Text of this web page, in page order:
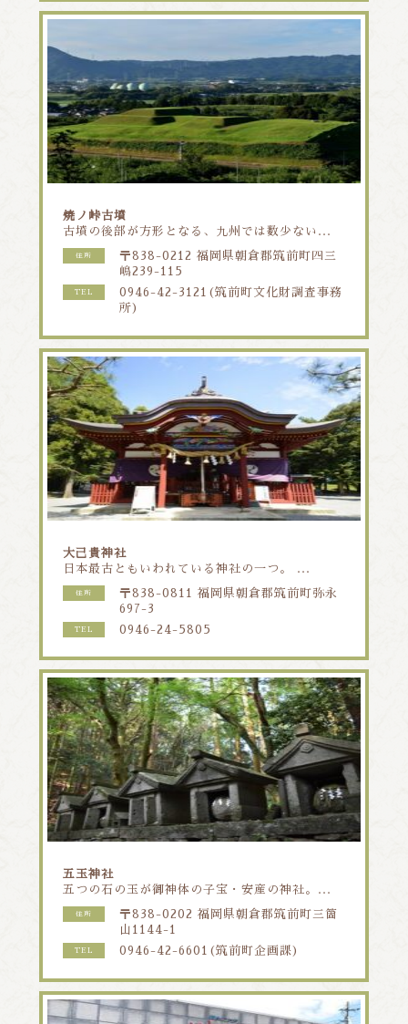
焼ノ峠古墳
古墳の後部が方形となる、九州では数少ない...
住所
〒838-0212 福岡県朝倉郡筑前町四三
嶋239-115
TEL
0946-42-3121(筑前町文化財調査事務
所)
大己貴神社
日本最古ともいわれている神社の一つ。 ...
住所
〒838-0811 福岡県朝倉郡筑前町弥永
697-3
TEL 0946-24-5805
五玉神社
五つの石の玉が御神体の子宝・安産の神社。...
住所
〒838-0202 福岡県朝倉郡筑前町三箇
山1144-1
TEL 0946-42-6601(筑前町企画課)